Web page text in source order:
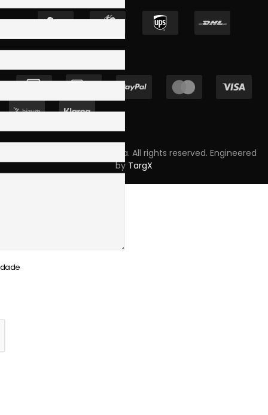
Copyright © 2023 Skpro, Lda. All rights reserved. Engineered
by TargX